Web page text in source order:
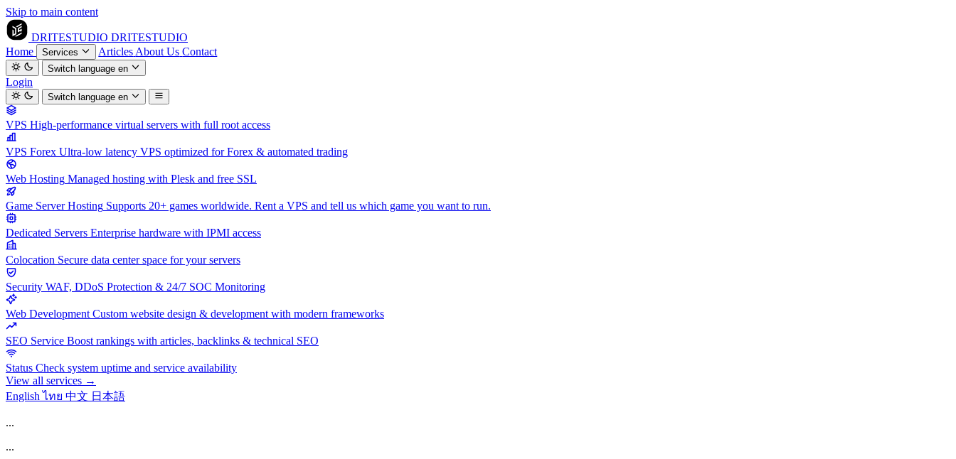
Skip to main content
DRITESTUDIO DRITESTUDIO
Home
Services Articles About Us Contact
Switch languageen
Login
Switch languageen
VPS High-performance virtual servers with full root access
VPS Forex Ultra-low latency VPS optimized for Forex & automated trading
Web Hosting Managed hosting with Plesk and free SSL
Game Server Hosting Supports 20+ games worldwide. Rent a VPS and tell us which game you want to run.
Dedicated Servers Enterprise hardware with IPMI access
Colocation Secure data center space for your servers
Security WAF, DDoS Protection & 24/7 SOC Monitoring
Web Development Custom website design & development with modern frameworks
SEO Service Boost rankings with articles, backlinks & technical SEO
Status Check system uptime and service availability
View all services →
Englishไทย 中文 日本語
...
...